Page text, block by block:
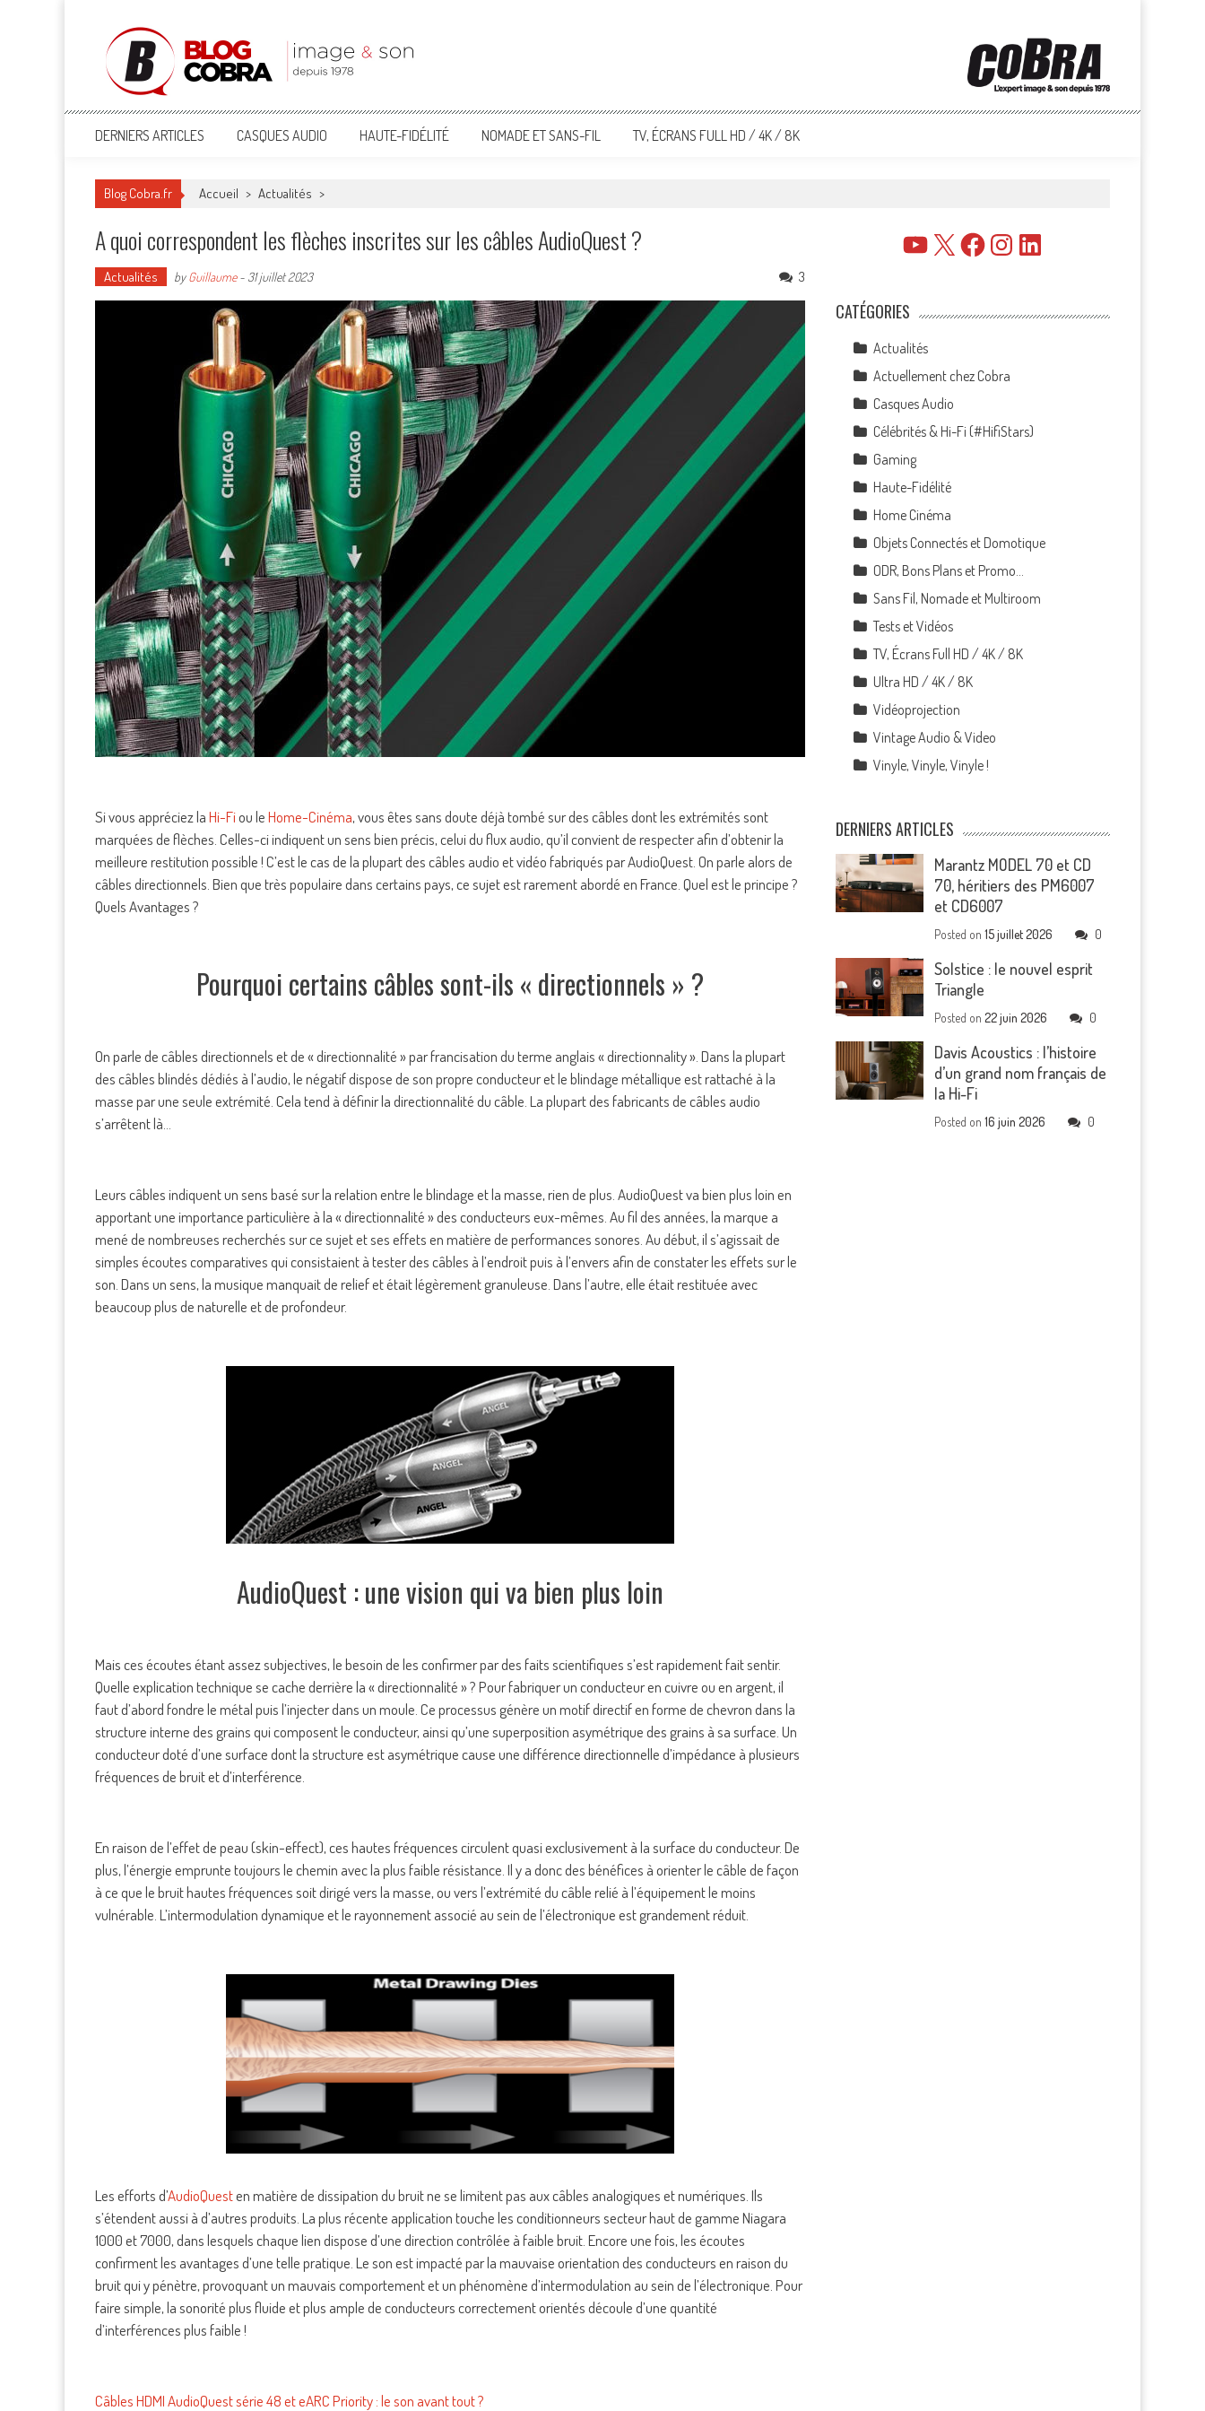
Blog Cobra
Toute l'actu Image & Son !
DERNIERS ARTICLES CASQUES AUDIO HAUTE-FIDÉLITÉ NOMADE ET SANS-FIL TV, ÉCRANS FULL HD / 4K / 8K
Blog Cobra.fr Accueil > Actualités >
A quoi correspondent les flèches inscrites sur les câbles AudioQuest ?
Actualités byGuillaume- 31 juillet 2023 3
Si vous appréciez laHi-Fiou leHome-Cinéma, vous êtes sans doute déjà tombé sur des câbles dont les extrémités sont
marquées de flèches. Celles-ci indiquent un sens bien précis, celui du flux audio, qu’il convient de respecter afin d’obtenir la
meilleure restitution possible ! C’est le cas de la plupart des câbles audio et vidéo fabriqués par AudioQuest. On parle alors de
câbles directionnels. Bien que très populaire dans certains pays, ce sujet est rarement abordé en France. Quel est le principe ?
Quels Avantages ?
Pourquoi certains câbles sont-ils « directionnels » ?
On parle de câbles directionnels et de « directionnalité » par francisation du terme anglais « directionnality ». Dans la plupart
des câbles blindés dédiés à l’audio, le négatif dispose de son propre conducteur et le blindage métallique est rattaché à la
masse par une seule extrémité. Cela tend à définir la directionnalité du câble. La plupart des fabricants de câbles audio
s’arrêtent là…
Leurs câbles indiquent un sens basé sur la relation entre le blindage et la masse, rien de plus. AudioQuest va bien plus loin en
apportant une importance particulière à la « directionnalité » des conducteurs eux-mêmes. Au fil des années, la marque a
mené de nombreuses recherchés sur ce sujet et ses effets en matière de performances sonores. Au début, il s’agissait de
simples écoutes comparatives qui consistaient à tester des câbles à l’endroit puis à l’envers afin de constater les effets sur le
son. Dans un sens, la musique manquait de relief et était légèrement granuleuse. Dans l’autre, elle était restituée avec
beaucoup plus de naturelle et de profondeur.
AudioQuest : une vision qui va bien plus loin
Mais ces écoutes étant assez subjectives, le besoin de les confirmer par des faits scientifiques s’est rapidement fait sentir.
Quelle explication technique se cache derrière la « directionnalité » ? Pour fabriquer un conducteur en cuivre ou en argent, il
faut d’abord fondre le métal puis l’injecter dans un moule. Ce processus génère un motif directif en forme de chevron dans la
structure interne des grains qui composent le conducteur, ainsi qu’une superposition asymétrique des grains à sa surface. Un
conducteur doté d’une surface dont la structure est asymétrique cause une différence directionnelle d’impédance à plusieurs
fréquences de bruit et d’interférence.
En raison de l’effet de peau (skin-effect), ces hautes fréquences circulent quasi exclusivement à la surface du conducteur. De
plus, l’énergie emprunte toujours le chemin avec la plus faible résistance. Il y a donc des bénéfices à orienter le câble de façon
à ce que le bruit hautes fréquences soit dirigé vers la masse, ou vers l’extrémité du câble relié à l’équipement le moins
vulnérable. L’intermodulation dynamique et le rayonnement associé au sein de l’électronique est grandement réduit.
Les efforts d’AudioQuesten matière de dissipation du bruit ne se limitent pas aux câbles analogiques et numériques. Ils
s’étendent aussi à d’autres produits. La plus récente application touche les conditionneurs secteur haut de gamme Niagara
1000 et 7000, dans lesquels chaque lien dispose d’une direction contrôlée à faible bruit. Encore une fois, les écoutes
confirment les avantages d’une telle pratique. Le son est impacté par la mauvaise orientation des conducteurs en raison du
bruit qui y pénètre, provoquant un mauvais comportement et un phénomène d’intermodulation au sein de l’électronique. Pour
faire simple, la sonorité plus fluide et plus ample de conducteurs correctement orientés découle d’une quantité
d’interférences plus faible !
Câbles HDMI AudioQuest série 48 et eARC Priority : le son avant tout ?
YouTube
X FacebookInstagramLinkedIn
CATÉGORIES
Actualités
Actuellement chez Cobra
Casques Audio
Célébrités & Hi-Fi (#HifiStars)
Gaming
Haute-Fidélité
Home Cinéma
Objets Connectés et Domotique
ODR, Bons Plans et Promo…
Sans Fil, Nomade et Multiroom
Tests et Vidéos
TV, Écrans Full HD / 4K / 8K
Ultra HD / 4K / 8K
Vidéoprojection
Vintage Audio & Video
Vinyle, Vinyle, Vinyle !
DERNIERS ARTICLES
Marantz MODEL 70 et CD
70, héritiers des PM6007
et CD6007
Posted on15 juillet 2026 0
Solstice : le nouvel esprit
Triangle
Posted on22 juin 2026 0
Davis Acoustics : l’histoire
d’un grand nom français de
la Hi-Fi
Posted on16 juin 2026 0